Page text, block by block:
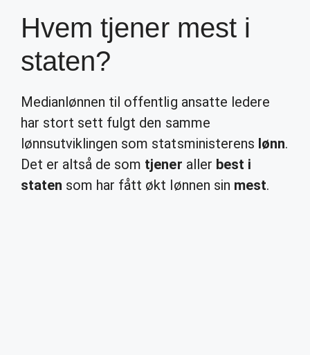
Hvem tjener mest i
staten?
Medianlønnen til offentlig ansatte ledere
har stort sett fulgt den samme
lønnsutviklingen som statsministerens lønn.
Det er altså de som tjener aller best i
staten som har fått økt lønnen sin mest.